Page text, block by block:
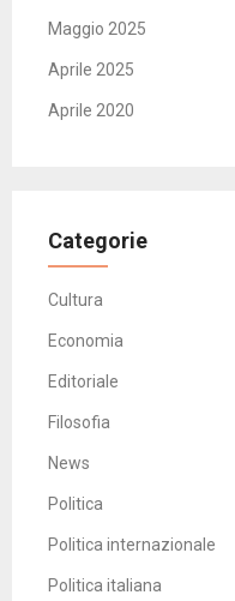
Maggio 2025
Aprile 2025
Aprile 2020
Categorie
Cultura
Economia
Editoriale
Filosofia
News
Politica
Politica internazionale
Politica italiana